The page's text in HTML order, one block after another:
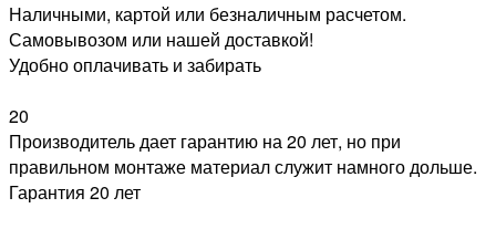
Наличными, картой или безналичным расчетом.
Самовывозом или нашей доставкой!
Удобно оплачивать и забирать
20
Производитель дает гарантию на 20 лет, но при
правильном монтаже материал служит намного дольше.
Гарантия 20 лет